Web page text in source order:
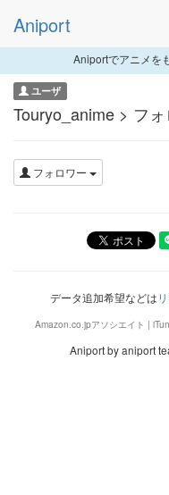
Aniport
Aniportでアニメを
ユーザ
Touryo_anime > フ
フォロワー
データ追加希望などは
Amazon.co.jpアソシエイト |
Aniport by aniport